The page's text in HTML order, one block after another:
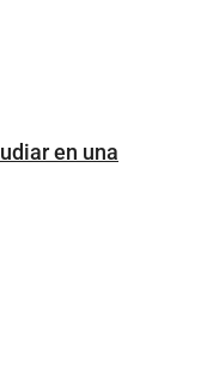
en una